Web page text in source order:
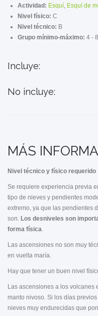
Actividad: Esquí, Esquí de
Nivel físico: C
Nivel técnico: B
Grupo mínimo-máximo: 4 -
Incluye:
No incluye:
MÁS
Nivel técnico y físico requerido
Se requiere experiencia previa
tipo de nieves y pendientes
extremo, ya que las pendientes
son. Los desniveles son
forma física.
Las ascensiones no son muy
en vuelta maría.
Hay que tener un buen nivel
Las ascensiones a los volcanes
manto nivoso. Si los días
nieves muy endurecidas que